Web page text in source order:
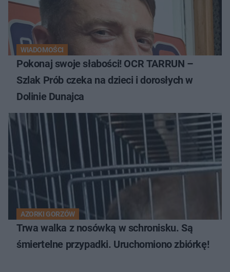
WIADOMOŚCI
Pokonaj swoje słabości! OCR TARRUN –
Szlak Prób czeka na dzieci i dorosłych w
Dolinie Dunajca
AZORKI GORZÓW
Trwa walka z nosówką w schronisku. Są
śmiertelne przypadki. Uruchomiono zbiórkę!